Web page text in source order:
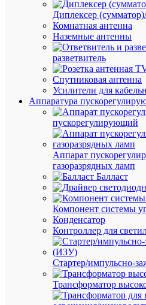
Диплексер
Комнатная антенна
Наземные антенны
разветвитель
Спутниковая антенна
Усилители для
Аппаратура
пускорегулирующий
Аппарат
газоразрядных ламп
Балласт
Компонент системы
Конденсатор
Контроллер для
Стартер/импульсно-
Трансформатор